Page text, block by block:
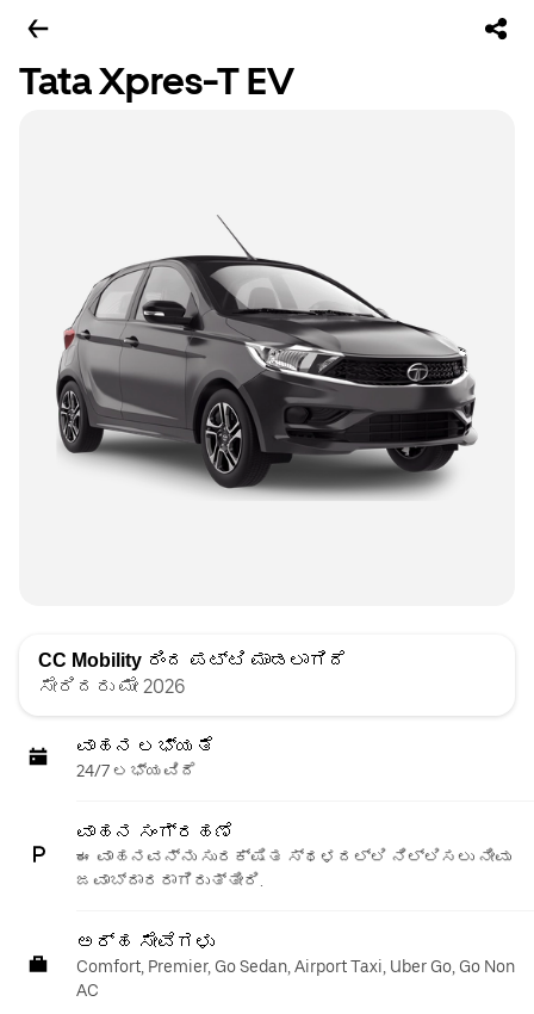
Tata Xpres-T EV
CC Mobility ರಿಂದ ಪಟ್ಟಿ ಮಾಡಲಾಗಿದೆ
ಸೇರಿದರು ಮೇ 2026
ವಾಹನ ಲಭ್ಯತೆ
24/7 ಲಭ್ಯವಿದೆ
ವಾಹನ ಸಂಗ್ರಹಣೆ
ಈ ವಾಹನವನ್ನು ಸುರಕ್ಷಿತ ಸ್ಥಳದಲ್ಲಿ ನಿಲ್ಲಿಸಲು ನೀವು
ಜವಾಬ್ದಾರರಾಗಿರುತ್ತೀರಿ.
ಅರ್ಹ ಸೇವೆಗಳು
Comfort, Premier, Go Sedan, Airport Taxi, Uber Go, Go Non
AC